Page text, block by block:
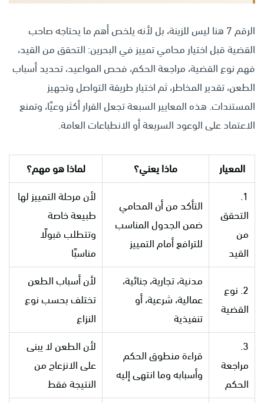
الرقم 7 هنا ليس للزينة، بل لأنه يلخص أهم ما يحتاجه صاحب
القضية قبل اختيار محامي تمييز في البحرين: التحقق من القيد،
فهم نوع القضية، مراجعة الحكم، فحص المواعيد، تحديد أسباب
الطعن، تقدير المخاطر، ثم اختيار طريقة التواصل وتجهيز
المستندات. هذه المعايير السبعة تجعل القرار أكثر وعيًا، وتمنع
الاعتماد على الوعود السريعة أو الانطباعات العامة.
المعيار ماذا يعني؟
لماذا هو مهم؟
1.
التحقق
من
القيد
التأكد من أن المحامي
ضمن الجدول المناسب
للترافع أمام التمييز
لأن مرحلة التمييز لها
طبيعة خاصة
وتتطلب قبولًا
مناسبًا
2. نوع
القضية
مدنية، تجارية، جنائية،
عمالية، شرعية، أو
تنفيذية
لأن أسباب الطعن
تختلف بحسب نوع
النزاع
3.
مراجعة
الحكم
قراءة منطوق الحكم
وأسبابه وما انتهى إليه
لأن الطعن لا يبنى
على الانزعاج من
النتيجة فقط